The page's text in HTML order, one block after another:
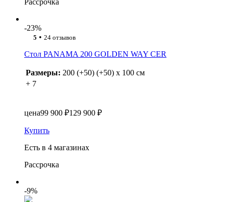
Рассрочка
-23%
5 • 24 отзывов
Стол PANAMA 200 GOLDEN WAY CER
Размеры: 200 (+50) (+50) x 100 см
+ 7
цена99 900 ₽129 900 ₽
Купить
Есть в 4 магазинах
Рассрочка
-9%